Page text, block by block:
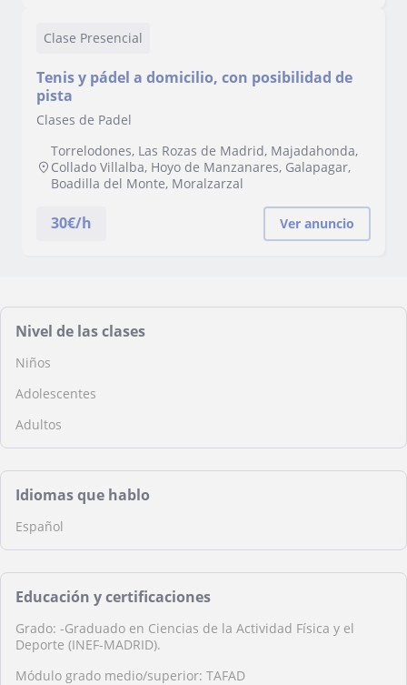
Clase Presencial
Tenis y pádel a domicilio, con posibilidad de
pista
Clases de Padel
Torrelodones, Las Rozas de Madrid, Majadahonda,
Collado Villalba, Hoyo de Manzanares, Galapagar,
Boadilla del Monte, Moralzarzal
30€/h Ver anuncio
Nivel de las clases
Niños
Adolescentes
Adultos
Idiomas que hablo
Español
Educación y certificaciones
Grado: -Graduado en Ciencias de la Actividad Física y el
Deporte (INEF-MADRID).
Módulo grado medio/superior: TAFAD